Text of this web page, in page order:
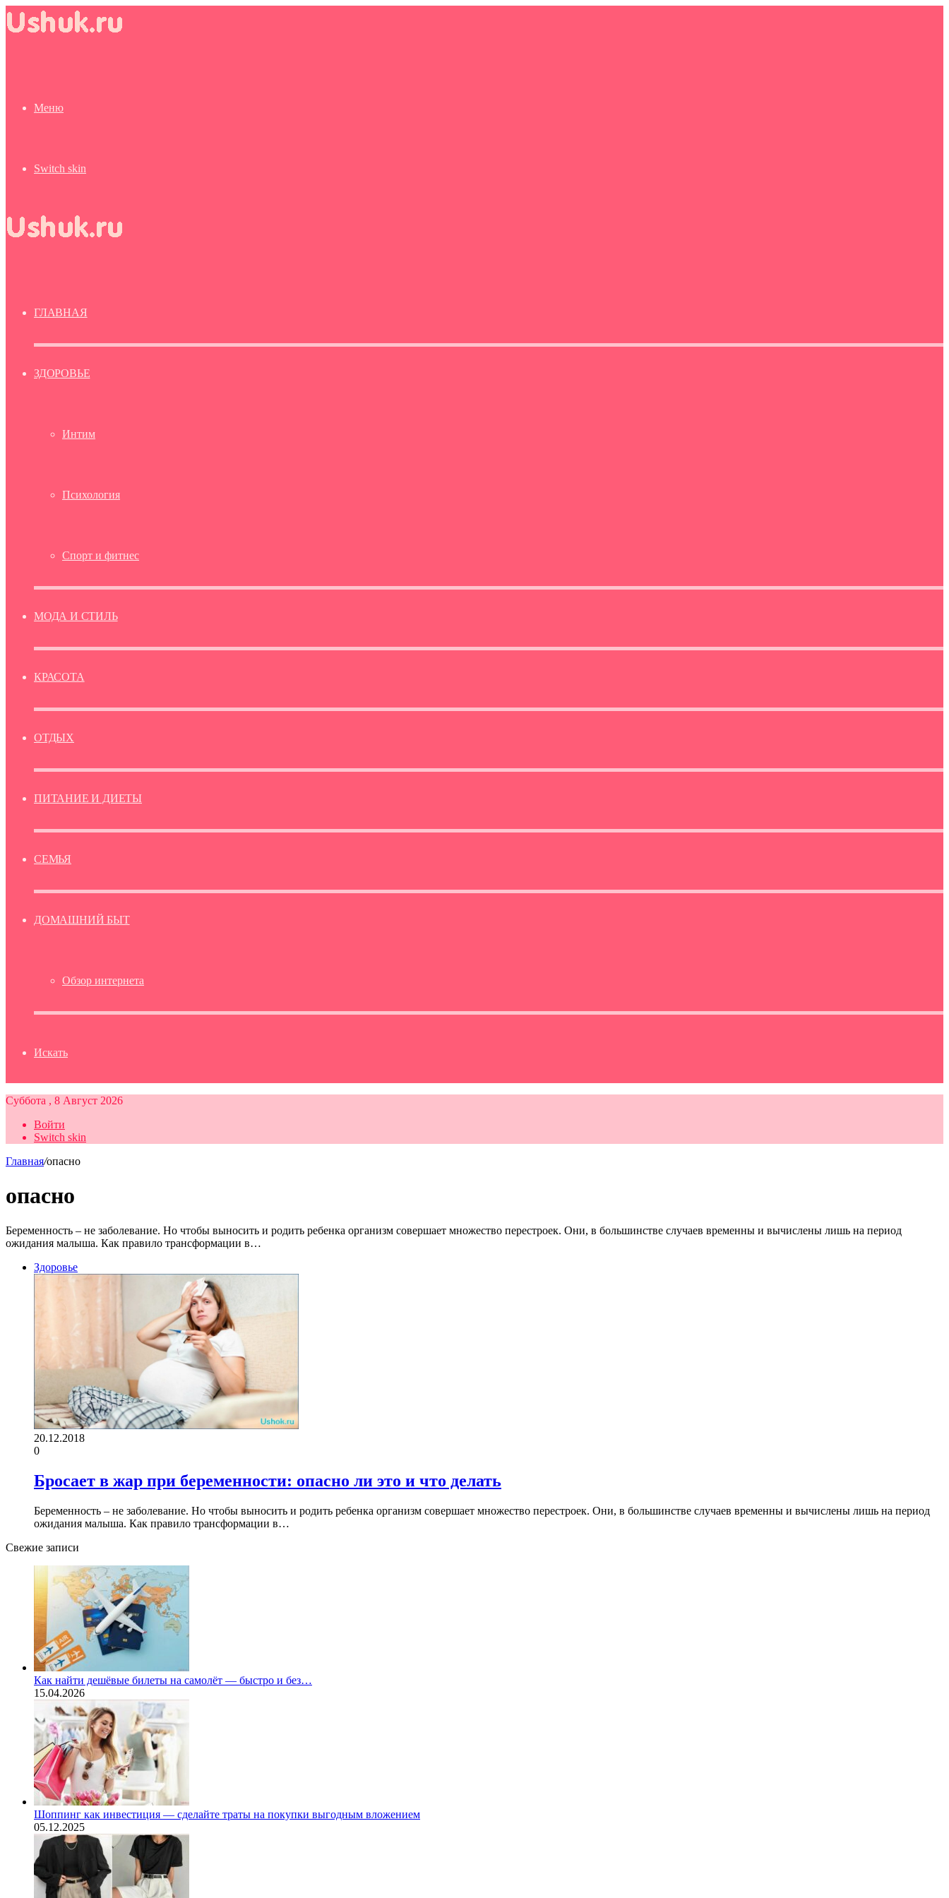
Меню
Switch skin
ГЛАВНАЯ
ЗДОРОВЬЕ
Интим
Психология
Спорт и фитнес
МОДА И СТИЛЬ
КРАСОТА
ОТДЫХ
ПИТАНИЕ И ДИЕТЫ
СЕМЬЯ
ДОМАШНИЙ БЫТ
Обзор интернета
Искать
Суббота , 8 Август 2026
Войти
Switch skin
Главная/опасно
опасно
Беременность – не заболевание. Но чтобы выносить и родить ребенка организм совершает множество перестроек. Они, в большинстве случаев временны и вычислены лишь на период
ожидания малыша. Как правило трансформации в…
Здоровье
20.12.2018
0
Бросает в жар при беременности: опасно ли это и что делать
Беременность – не заболевание. Но чтобы выносить и родить ребенка организм совершает множество перестроек. Они, в большинстве случаев временны и вычислены лишь на период
ожидания малыша. Как правило трансформации в…
Свежие записи
Как найти дешёвые билеты на самолёт — быстро и без…
15.04.2026
Шоппинг как инвестиция — сделайте траты на покупки выгодным вложением
05.12.2025